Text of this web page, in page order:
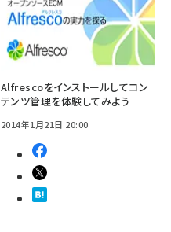
Alfrescoをインストールしてコン
テンツ管理を体験してみよう
2014年1月21日 20:00